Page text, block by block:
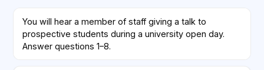
You will hear a member of staff giving a talk to
prospective students during a university open day.
Answer questions 1–8.